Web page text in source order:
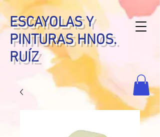
ESCAYOLAS Y
PINTURAS HNOS.
RUÍZ